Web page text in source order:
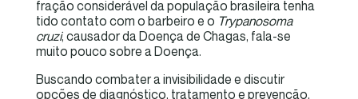
fração considerável da população brasileira tenha
tido contato com o barbeiro e o Trypanosoma
cruzi, causador da Doença de Chagas, fala-se
muito pouco sobre a Doença.
Buscando combater a invisibilidade e discutir
opções de diagnóstico, tratamento e prevenção,